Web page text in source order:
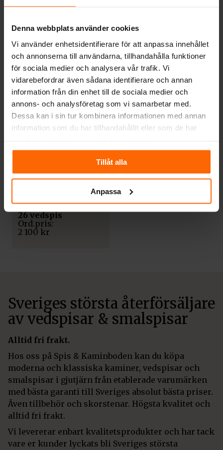
Denna webbplats använder cookies
Vi använder enhetsidentifierare för att anpassa innehållet
och annonserna till användarna, tillhandahålla funktioner
för sociala medier och analysera vår trafik. Vi
vidarebefordrar även sådana identifierare och annan
information från din enhet till de sociala medier och
annons- och analysföretag som vi samarbetar med.
Dessa kan i sin tur kombinera informationen med annan
information som du har tillhandahållit eller som de har
Tillåt alla
Anpassa
Stos för
Westbo Carl 95
1 290 kr
murstock
890kr
Hällförlängare HVA
26 vedspis
2 100 kr
Sveriges största återförsäljare
av vedspisar & smalspisar
Alltid fri frakt.
Hos oss på Spis & Kaminboden kan du köpa
moderna och klassiska kaminer, vedspisar och
smalspisar i gjutjärn från etablerade varumärken
med bästa garanti till Sveriges absolut bästa priser.
Även tillbehör och skorstenar. Högsta kvalitet och
alltid fri frakt.
Vi levererar enbart kvalitetsprodukter och har tack
vare er kunder lyckats bli Sveriges största